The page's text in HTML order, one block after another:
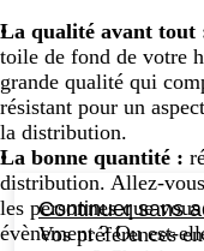
La qualité avant tout
toile de fond de votre
grande qualité qui
résistant pour un
la distribution.
La bonne quantité :
distribution. Allez-
les personnes que
évènement ? Ou est-
Continuer sans
Vos préférences